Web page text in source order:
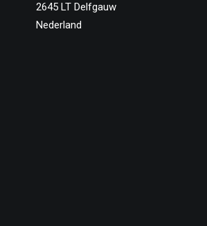
2645 LT Delfgauw
Nederland